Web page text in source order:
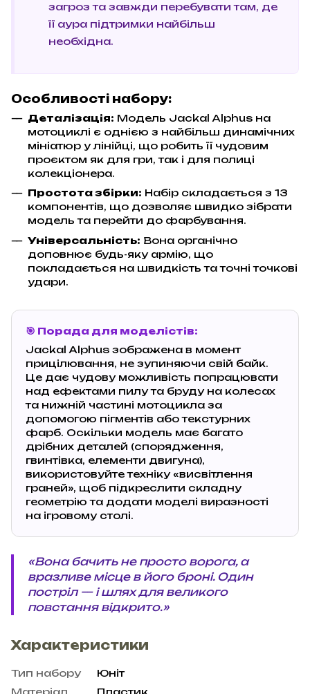
загроз та завжди перебувати там, де
її аура підтримки найбільш
необхідна.
Особливості набору:
Деталізація: Модель Jackal Alphus на
мотоциклі є однією з найбільш динамічних
мініатюр у лінійці, що робить її чудовим
проєктом як для гри, так і для полиці
колекціонера.
Простота збірки: Набір складається з 13
компонентів, що дозволяє швидко зібрати
модель та перейти до фарбування.
Універсальність: Вона органічно
доповнює будь-яку армію, що
покладається на швидкість та точні точкові
удари.
🎯 Порада для моделістів:
Jackal Alphus зображена в момент
прицілювання, не зупиняючи свій байк.
Це дає чудову можливість попрацювати
над ефектами пилу та бруду на колесах
та нижній частині мотоцикла за
допомогою пігментів або текстурних
фарб. Оскільки модель має багато
дрібних деталей (спорядження,
гвинтівка, елементи двигуна),
використовуйте техніку «висвітлення
граней», щоб підкреслити складну
геометрію та додати моделі виразності
на ігровому столі.
«Вона бачить не просто ворога, а
вразливе місце в його броні. Один
постріл — і шлях для великого
повстання відкрито.»
Характеристики
Тип набору
Юніт
Матеріал
Пластик